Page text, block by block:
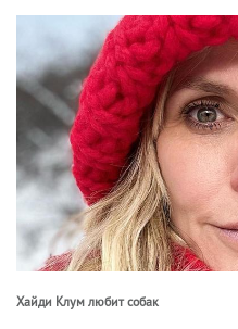
Хайди Клум любит собак